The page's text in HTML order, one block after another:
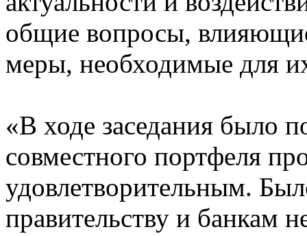
общие вопросы,
меры, необходимые для
«В ходе заседания было
совместного портфеля
удовлетворительным.
правительству и банкам